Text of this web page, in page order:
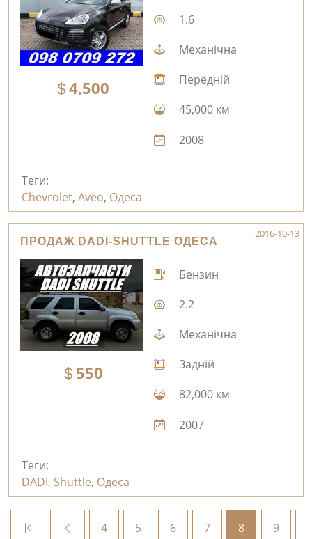
4,500
1.6
Механічна
Передній
45,000 км
2008
Теги:
Chevrolet, Aveo, Одеса
ПРОДАЖ DADI-SHUTTLE ОДЕСА
2016-10-13
550
Бензин
2.2
Механічна
Задній
82,000 км
2007
Теги:
DADI, Shuttle, Одеса
4 5 6 7 8 9